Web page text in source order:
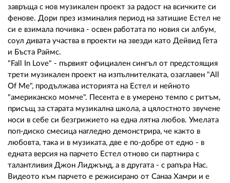
завръща с нов музикален проект за радост на всичките си
фенове. Дори през изминалия период на затишие Естел не
си е взимала почивка - освен работата по новия си албум,
соул дивата участва в проекти на звезди като Дейвид Гета
и Бъста Раймс.
"Fall In Love" - първият официален сингъл от предстоящия
трети музикален проект на изпълнителката, озаглавен "All
Of Me", продължава историята на Естел и нейното
"американско момче". Песента е в умерено темпо с ритъм,
присъщ за старата музикална школа, а цялостното звучене
носи в себе си безгрижието на една лятна любов. Умелата
поп-диско смесица нагледно демонстрира, че както в
любовта, така и в музиката, две е по-добре от едно - в
едната версия на парчето Естел отново си партнира с
талантливия Джон Лиджънд, а в другата - с рапъра Нас.
Видеото към парчето е режисирано от Санаа Хамри и е
УСЛОВИЯ ЗА ПОЛЗВАНЕ
ПОЛИТИКА ЗА БИСКВИТКИТЕ
02 975 20 35